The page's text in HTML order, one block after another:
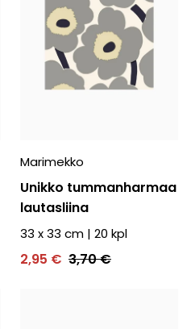
Marimekko
Unikko tummanharmaa
lautasliina
33 x 33 cm | 20 kpl
2,95 € 3,70 €